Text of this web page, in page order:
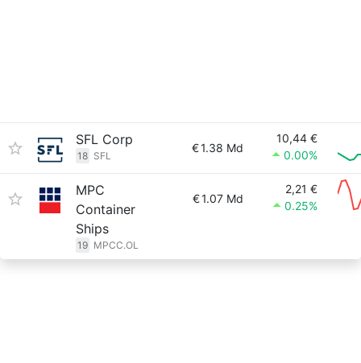
SFL Corp
18 SFL
€1.38 Md
10,44 €
0.00%
MPC
Container
Ships
19 MPCC.OL
€1.07 Md
2,21 €
0.25%